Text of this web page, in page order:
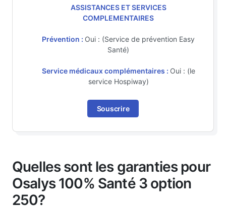
ASSISTANCES ET SERVICES
COMPLEMENTAIRES
Prévention : Oui : (Service de prévention Easy
Santé)
Service médicaux complémentaires : Oui : (le
service Hospiway)
Souscrire
Quelles sont les garanties pour
Osalys 100% Santé 3 option
250?